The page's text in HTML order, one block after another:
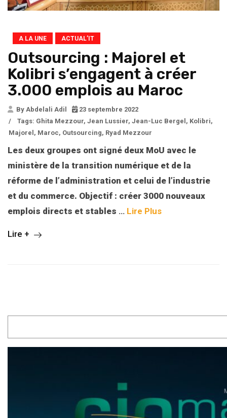
A LA UNE ACTUAL’IT
Outsourcing : Majorel et
Kolibri s’engagent à créer
3.000 emplois au Maroc
By Abdelali Adil
23 septembre 2022
/
Tags: Ghita Mezzour, Jean Lussier, Jean-Luc Bergel , Kolibri,
Majorel , Maroc, Outsourcing, Ryad Mezzour
Les deux groupes ont signé deux MoU avec le
ministère de la transition numérique et de la
réforme de l’administration et celui de l’industrie
et du commerce. Objectif : créer 3000 nouveaux
emplois directs et stables … Lire Plus
Lire +